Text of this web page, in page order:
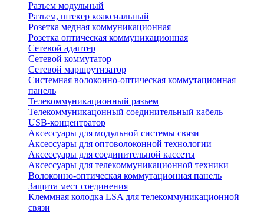
Разъем модульный
Разъем, штекер коаксиальный
Розетка медная коммуникационная
Розетка оптическая коммуникационная
Сетевой адаптер
Сетевой коммутатор
Сетевой маршрутизатор
Системная волоконно-оптическая коммутационная
панель
Телекоммуникационный разъем
Телекоммуникацонный соединительный кабель
USB-концентратор
Аксессуары для модульной системы связи
Аксессуары для оптоволоконной технологии
Аксессуары для соединительной кассеты
Аксессуары для телекоммуникационной техники
Волоконно-оптическая коммутационная панель
Защита мест соединения
Клеммная колодка LSA для телекоммуникационной
связи